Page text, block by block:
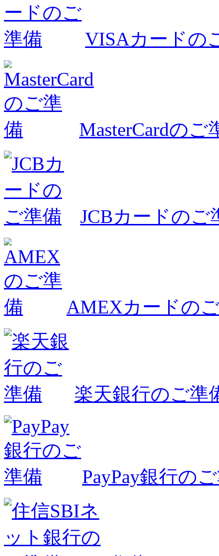
VISAカードの
MasterCardのご
JCBカードのご
AMEXカードの
楽天銀行のご準
PayPay銀行の